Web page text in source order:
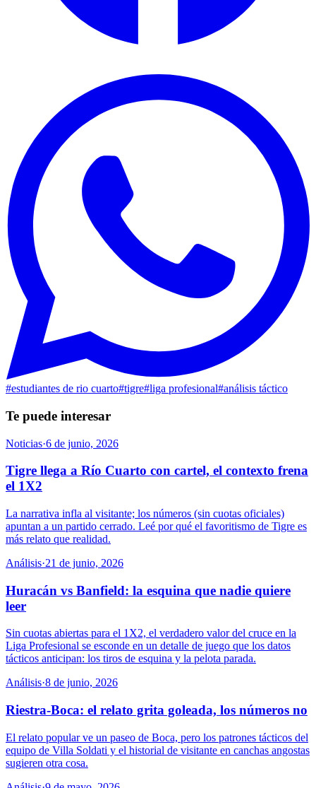
#estudiantes de rio cuarto#tigre#liga profesional#análisis táctico
Te puede interesar
Noticias·6 de junio, 2026
Tigre llega a Río Cuarto con cartel, el contexto frena
el 1X2
La narrativa infla al visitante; los números (sin cuotas oficiales)
apuntan a un partido cerrado. Leé por qué el favoritismo de Tigre es
más relato que realidad.
Análisis·21 de junio, 2026
Huracán vs Banfield: la esquina que nadie quiere
leer
Sin cuotas abiertas para el 1X2, el verdadero valor del cruce en la
Liga Profesional se esconde en un detalle de juego que los datos
tácticos anticipan: los tiros de esquina y la pelota parada.
Análisis·8 de junio, 2026
Riestra-Boca: el relato grita goleada, los números no
El relato popular ve un paseo de Boca, pero los patrones tácticos del
equipo de Villa Soldati y el historial de visitante en canchas angostas
sugieren otra cosa.